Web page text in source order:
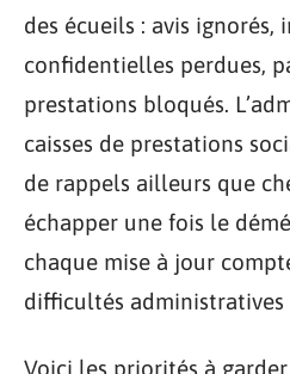
des écueils : avis ignorés,
confidentielles perdues,
prestations bloqués.
caisses de prestations
de rappels ailleurs que
échapper une fois le
chaque mise à jour
difficultés administratives
Voici les priorités à